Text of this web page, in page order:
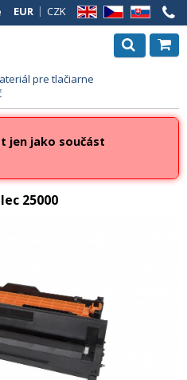
EN CZ SK
EUR CZK
pre tlačiarne
jen jako součást
25000